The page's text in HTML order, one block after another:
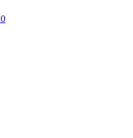
0